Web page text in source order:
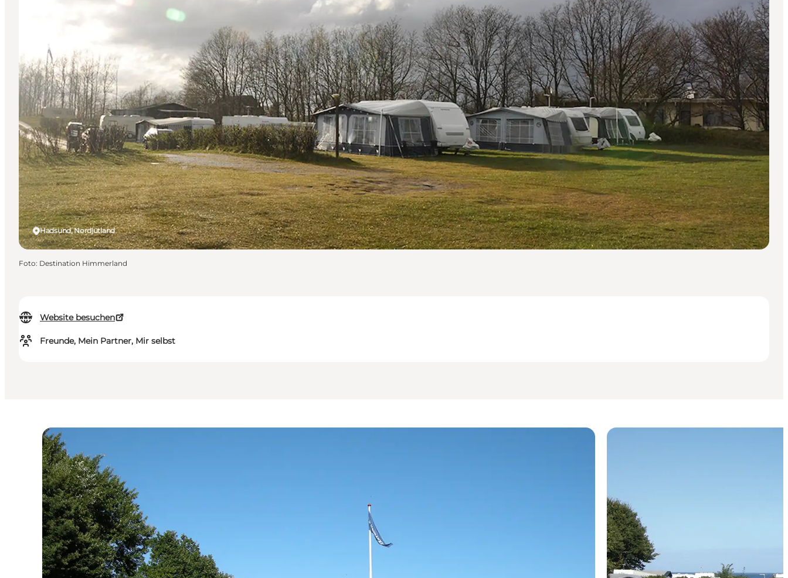
Website besuchen
Freunde, Mein Partner, Mir selbst
Hadsund, Nordjütland
Foto: Destination Himmerland